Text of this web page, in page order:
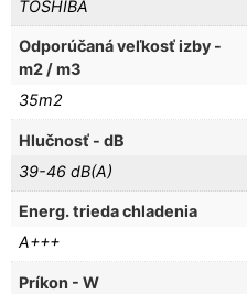
TOSHIBA
Odporúčaná veľkosť izby -
m2 / m3
35m2
Hlučnosť - dB
39-46 dB(A)
Energ. trieda chladenia
A+++
Príkon - W